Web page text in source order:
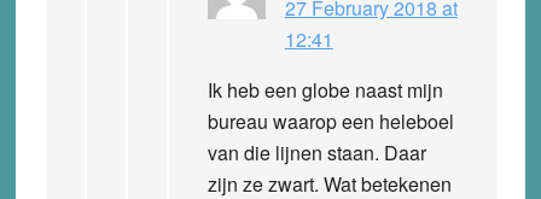
27 February 2018 at
12:41
Ik heb een globe naast mijn
bureau waarop een heleboel
van die lijnen staan. Daar
zijn ze zwart. Wat betekenen